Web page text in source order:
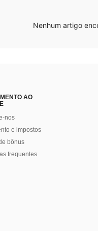
Nenhum artigo
AO
nos
e impostos
bônus
frequentes